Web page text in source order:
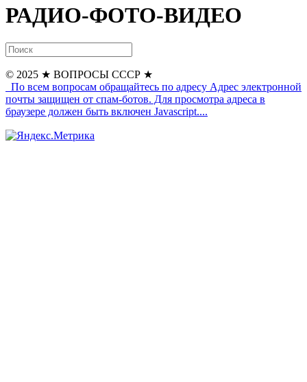
РАДИО-ФОТО-ВИДЕО
© 2025 ★ ВОПРОСЫ СССР ★
По всем вопросам обращайтесь по адресу Адрес электронной
почты защищен от спам-ботов. Для просмотра адреса в
браузере должен быть включен Javascript....